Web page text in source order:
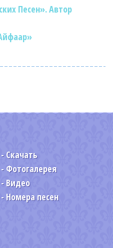
Песен». Автор
Скачать
Фотогалерея
Видео
Номера песен